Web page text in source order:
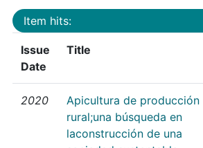
Item hits:
Issue
Date
Title
2020
Apicultura de producción
rural;una búsqueda en
laconstrucción de una